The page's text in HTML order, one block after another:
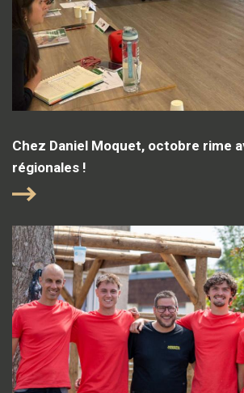
Chez Daniel Moquet, octobre rime
régionales !